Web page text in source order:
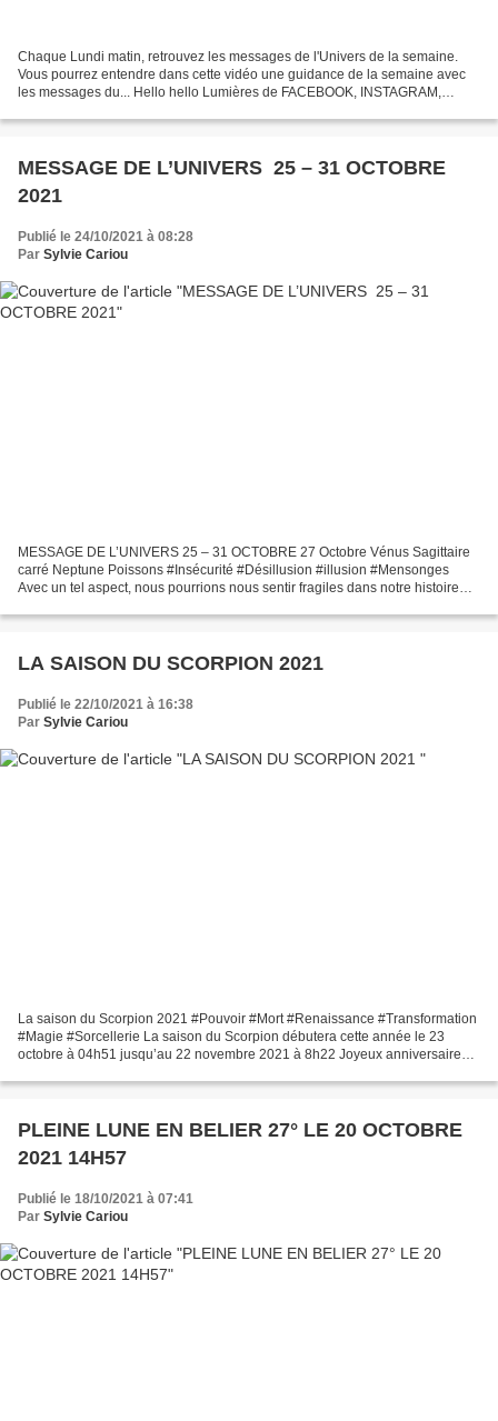
Chaque Lundi matin, retrouvez les messages de l'Univers de la semaine.
Vous pourrez entendre dans cette vidéo une guidance de la semaine avec
les messages du... Hello hello Lumières de FACEBOOK, INSTAGRAM,
MESSAGE DE L’UNIVERS 25 – 31 OCTOBRE
2021
Publié le 24/10/2021 à 08:28
Par Sylvie Cariou
MESSAGE DE L’UNIVERS 25 – 31 OCTOBRE 27 Octobre Vénus Sagittaire
carré Neptune Poissons #Insécurité #Désillusion #illusion #Mensonges
Avec un tel aspect, nous pourrions nous sentir fragiles dans notre histoire
LA SAISON DU SCORPION 2021
Publié le 22/10/2021 à 16:38
Par Sylvie Cariou
La saison du Scorpion 2021 #Pouvoir #Mort #Renaissance #Transformation
#Magie #Sorcellerie La saison du Scorpion débutera cette année le 23
octobre à 04h51 jusqu’au 22 novembre 2021 à 8h22 Joyeux anniversaire
PLEINE LUNE EN BELIER 27° LE 20 OCTOBRE
2021 14H57
Publié le 18/10/2021 à 07:41
Par Sylvie Cariou